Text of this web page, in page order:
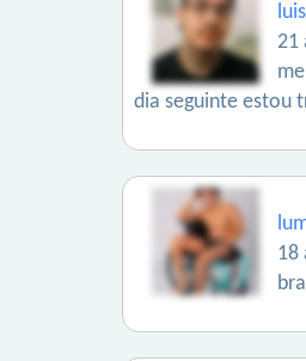
21
dia seguinte estou
18